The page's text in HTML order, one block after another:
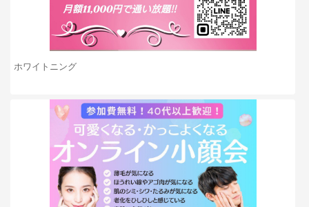
ホワイトニング